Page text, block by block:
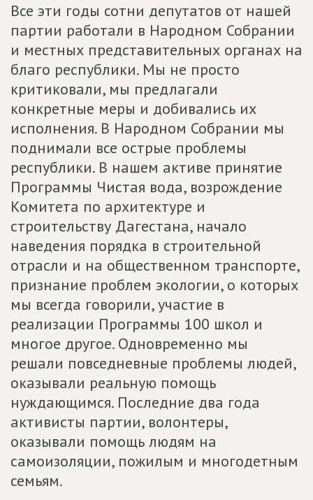
Все эти годы сотни депутатов от нашей
партии работали в Народном Собрании
и местных представительных органах на
благо республики. Мы не просто
критиковали, мы предлагали
конкретные меры и добивались их
исполнения. В Народном Собрании мы
поднимали все острые проблемы
республики. В нашем активе принятие
Программы Чистая вода, возрождение
Комитета по архитектуре и
строительству Дагестана, начало
наведения порядка в строительной
отрасли и на общественном транспорте,
признание проблем экологии, о которых
мы всегда говорили, участие в
реализации Программы 100 школ и
многое другое. Одновременно мы
решали повседневные проблемы людей,
оказывали реальную помощь
нуждающимся. Последние два года
активисты партии, волонтеры,
оказывали помощь людям на
самоизоляции, пожилым и многодетным
семьям.